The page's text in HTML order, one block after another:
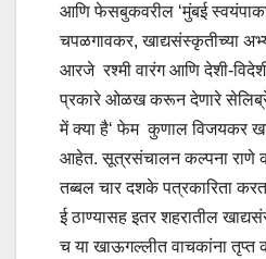
आणि फेसबुकवरील ‘मुंबई
चपळगावकर, खाद्यसंस्कृतीच्या
आरजे रश्मी वारंग आणि देशी-विदेशी
प्रकारे ओळख करून देणारे
में क्या है‘ फेम कुणाल विजयकर
आहेत. सूत्रसंचालन कल्पना राणे
तब्बल चार दशके पत्रकारिता
ई ठाण्यासह इतर शहरातील
च या खाऊगल्लीत वाचकांना